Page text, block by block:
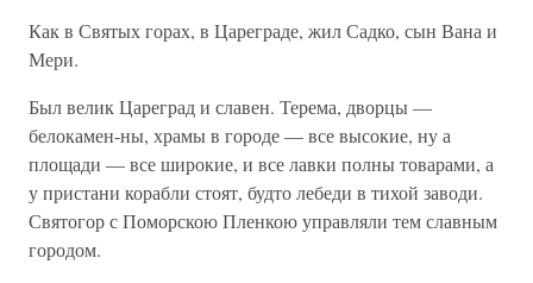
Как в Святых горах, в Цареграде, жил Садко, сын Вана и
Мери.
Был велик Цареград и славен. Терема, дворцы —
белокамен-ны, храмы в городе — все высокие, ну а
площади — все широкие, и все лавки полны товарами, а
у пристани корабли стоят, будто лебеди в тихой заводи.
Святогор с Поморскою Пленкою управляли тем славным
городом.